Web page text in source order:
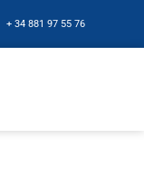
+ 34 881 97 55 76